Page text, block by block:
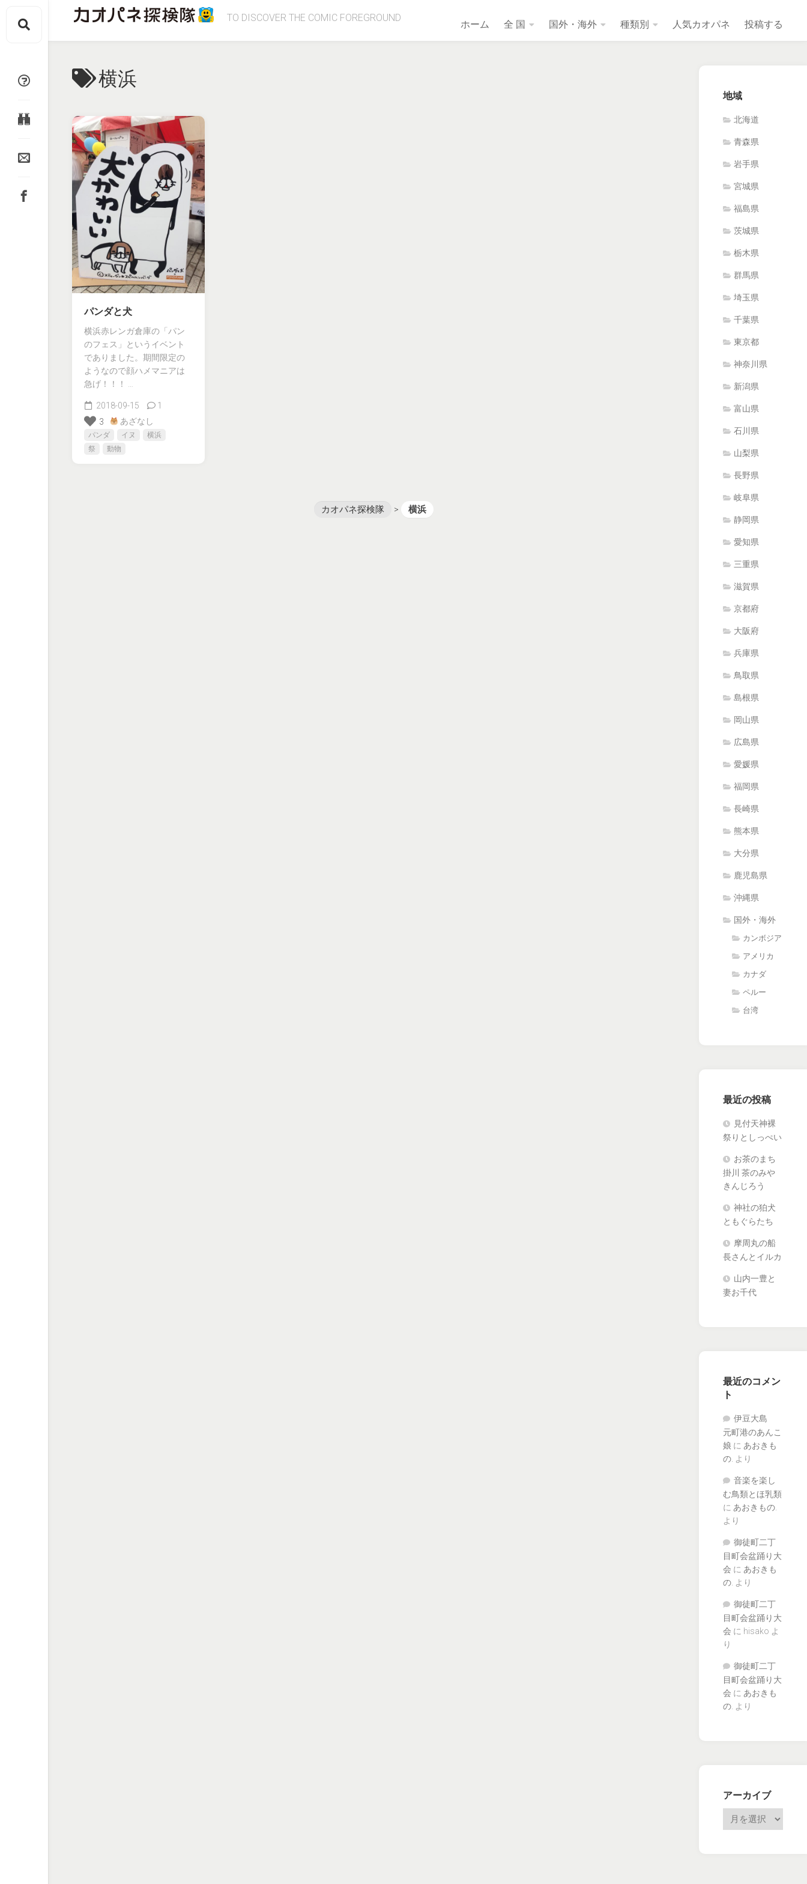
content
TO DISCOVER THE COMIC FOREGROUND
ホーム 全 国 国外・海外 種類別 人気カオパネ 投稿する
横浜
パンダと犬
横浜赤レンガ倉庫の「パン
のフェス」というイベント
でありました。期間限定の
ようなので顔ハメマニアは
急げ！！！ …
2018-09-15
1
3
あざなし
パンダ イヌ
横浜
祭
動物
カオパネ探検隊 > 横浜
地域
北海道
青森県
岩手県
宮城県
福島県
茨城県
栃木県
群馬県
埼玉県
千葉県
東京都
神奈川県
新潟県
富山県
石川県
山梨県
長野県
岐阜県
静岡県
愛知県
三重県
滋賀県
京都府
大阪府
兵庫県
鳥取県
島根県
岡山県
広島県
愛媛県
福岡県
長崎県
熊本県
大分県
鹿児島県
沖縄県
国外・海外
カンボジア
アメリカ
カナダ
ペルー
台湾
最近の投稿
見付天神裸
祭りとしっぺい
お茶のまち
掛川 茶のみや
きんじろう
神社の狛犬
ともぐらたち
摩周丸の船
長さんとイルカ
山内一豊と
妻お千代
最近のコメン
ト
伊豆大島
元町港のあんこ
娘 に あおきも
の. より
音楽を楽し
む鳥類とほ乳類
に あおきもの.
より
御徒町二丁
目町会盆踊り大
会 に あおきも
の. より
御徒町二丁
目町会盆踊り大
会 に hisako よ
り
御徒町二丁
目町会盆踊り大
会 に あおきも
の. より
アーカイブ